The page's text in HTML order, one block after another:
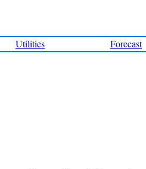
Utilities Forecast